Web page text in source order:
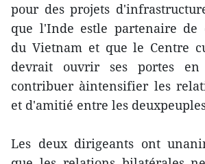
pour des projets
que l'Inde estle partenaire de
du Vietnam et que le Centre
devrait ouvrir ses portes
contribuer àintensifier les
et d'amitié entre les
Les deux dirigeants ont